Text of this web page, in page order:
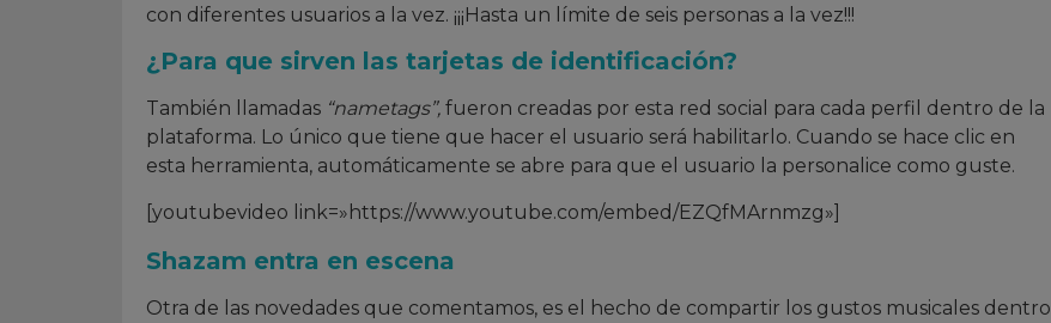
con diferentes usuarios a la vez. ¡¡¡Hasta un límite de seis personas a la vez!!!
¿Para que sirven las tarjetas de identificación?
También llamadas “nametags”, fueron creadas por esta red social para cada perfil dentro de la
plataforma. Lo único que tiene que hacer el usuario será habilitarlo. Cuando se hace clic en
esta herramienta, automáticamente se abre para que el usuario la personalice como guste.
[youtubevideo link=»https://www.youtube.com/embed/EZQfMArnmzg»]
Shazam entra en escena
Otra de las novedades que comentamos, es el hecho de compartir los gustos musicales dentro